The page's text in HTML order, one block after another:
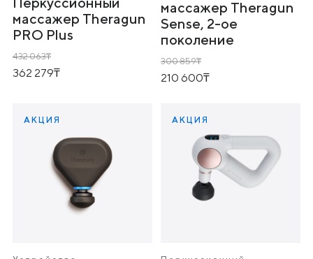
массажер Theragun
PRO Plus
432 063
362 279
массажер Theragun
Sense, 2-ое
поколение
300 859
210 600
АКЦИЯ АКЦИЯ